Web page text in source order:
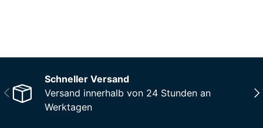
Vorherige
Schneller Versand
Versand innerhalb von 24 Stunden an
Werktagen